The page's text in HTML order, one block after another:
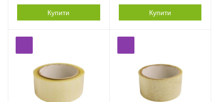
Купити Купити